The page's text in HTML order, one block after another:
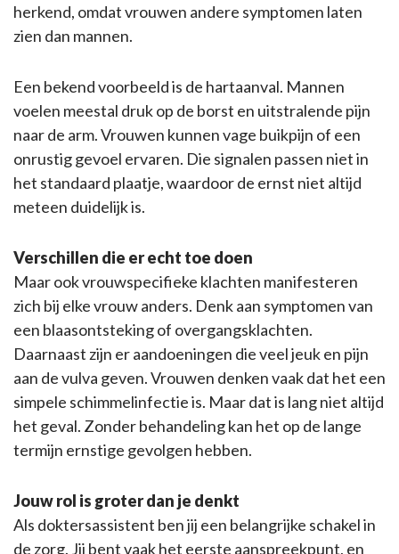
herkend, omdat vrouwen andere symptomen laten
zien dan mannen.
Een bekend voorbeeld is de hartaanval. Mannen
voelen meestal druk op de borst en uitstralende pijn
naar de arm. Vrouwen kunnen vage buikpijn of een
onrustig gevoel ervaren. Die signalen passen niet in
het standaard plaatje, waardoor de ernst niet altijd
meteen duidelijk is.
Verschillen die er echt toe doen
Maar ook vrouwspecifieke klachten manifesteren
zich bij elke vrouw anders. Denk aan symptomen van
een blaasontsteking of overgangsklachten.
Daarnaast zijn er aandoeningen die veel jeuk en pijn
aan de vulva geven. Vrouwen denken vaak dat het een
simpele schimmelinfectie is. Maar dat is lang niet altijd
het geval. Zonder behandeling kan het op de lange
termijn ernstige gevolgen hebben.
Jouw rol is groter dan je denkt
Als doktersassistent ben jij een belangrijke schakel in
de zorg. Jij bent vaak het eerste aanspreekpunt, en